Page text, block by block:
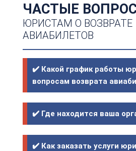
ЧАСТЫЕ
ЮРИСТАМ О ВОЗВРАТЕ
АВИАБИЛЕТОВ
✔️ Какой график работы
вопросам возврата
✔️ Где находится ваша
✔️ Как заказать услуги